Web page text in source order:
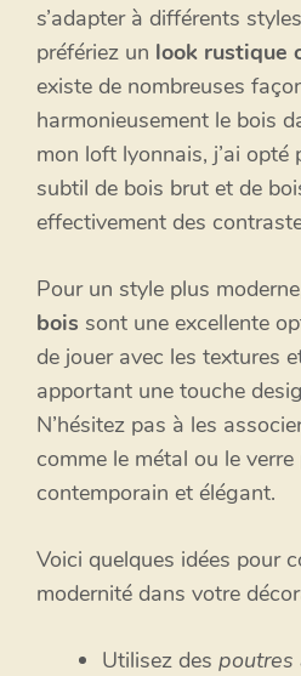
s’adapter à différents
préfériez un look rustique
existe de nombreuses
harmonieusement le bois
mon loft lyonnais, j’ai opté
subtil de bois brut et de
effectivement des
Pour un style plus
bois sont une excellente
de jouer avec les textures
apportant une touche
N’hésitez pas à les
comme le métal ou le
contemporain et élégant.
Voici quelques idées pour
modernité dans votre
Utilisez des poutres